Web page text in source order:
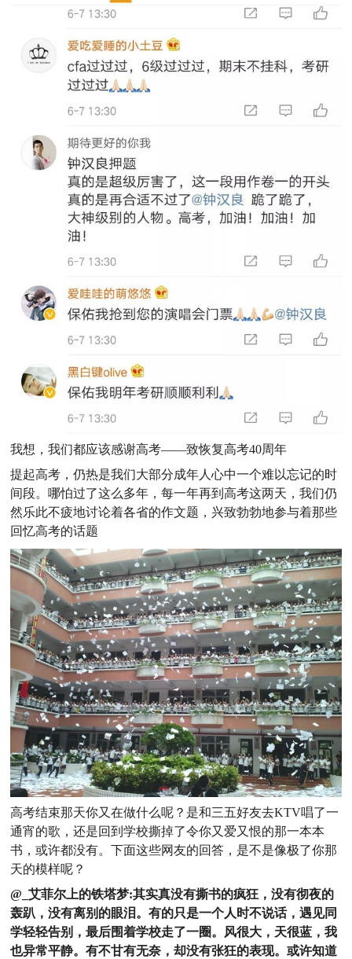
我想，我们都应该感谢高考——致恢复高考40周年
提起高考，仍热是我们大部分成年人心中一个难以忘记的时
间段。哪怕过了这么多年，每一年再到高考这两天，我们仍
然乐此不疲地讨论着各省的作文题，兴致勃勃地参与着那些
回忆高考的话题
高考结束那天你又在做什么呢？是和三五好友去KTV唱了一
通宵的歌，还是回到学校撕掉了令你又爱又恨的那一本本
书，或许都没有。下面这些网友的回答，是不是像极了你那
天的模样呢？
@_艾菲尔上的铁塔梦:其实真没有撕书的疯狂，没有彻夜的
轰趴，没有离别的眼泪。有的只是一个人时不说话，遇见同
学轻轻告别，最后围着学校走了一圈。风很大，天很蓝，我
也异常平静。有不甘有无奈，却没有张狂的表现。或许知道